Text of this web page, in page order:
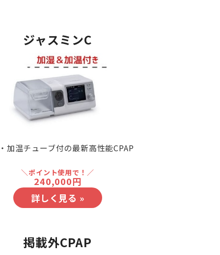
ジャスミンC
加温チューブ付の最新高性能CPAP
＼ポイント使用で！／
240,000円
詳しく見る »
掲載外CPAP